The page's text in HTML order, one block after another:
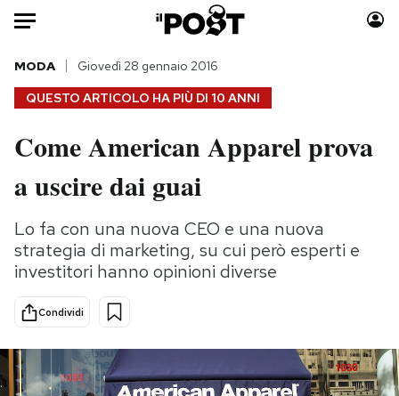
Auto
HOME
Italia
Politica
Tecnologia
Internet
Scienza
Cultura
Economia
Sport
Moda
Storie/Idee
Ok Boomer!
Media
Mondiali calcio 2026
QUESTO ARTICOLO HA PIÙ DI 10 ANNI
MODA Giovedì 28 gennaio 2016
Come American Apparel prova
a uscire dai guai
Lo fa con una nuova CEO e una nuova
strategia di marketing, su cui però esperti e
investitori hanno opinioni diverse
Condividi